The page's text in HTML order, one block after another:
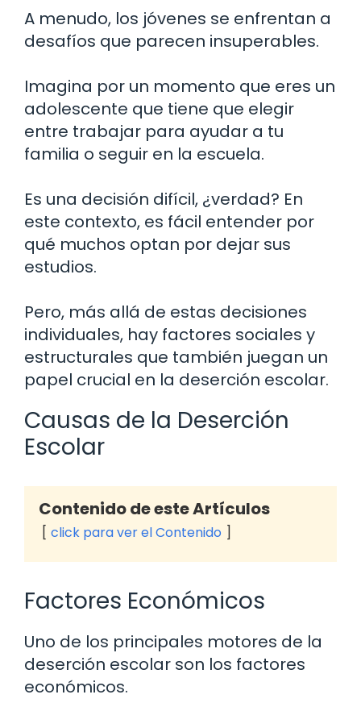
A menudo, los jóvenes se enfrentan a
desafíos que parecen insuperables.
Imagina por un momento que eres un
adolescente que tiene que elegir
entre trabajar para ayudar a tu
familia o seguir en la escuela.
Es una decisión difícil, ¿verdad? En
este contexto, es fácil entender por
qué muchos optan por dejar sus
estudios.
Pero, más allá de estas decisiones
individuales, hay factores sociales y
estructurales que también juegan un
papel crucial en la deserción escolar.
Causas de la Deserción
Escolar
Contenido de este Artículos
click para ver el Contenido
Factores Económicos
Uno de los principales motores de la
deserción escolar son los factores
económicos.